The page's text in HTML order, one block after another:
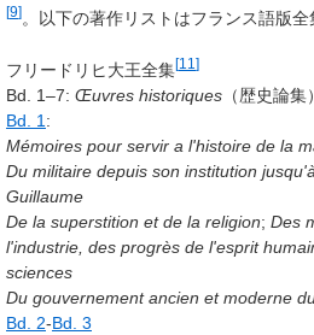
[9] 。以下の著作リストはフランス語版全
フリードリヒ大王全集[11 ]
Bd. 1–7: Œuvres historiques （歴史論集）
Bd. 1 :
Mémoires pour servir a l'histoire de la
Du militaire depuis son institution
Guillaume
De la superstition et de la religion; Des
l'industrie, des progrès de l'esprit
sciences
Du gouvernement ancien et moderne
Bd. 2-Bd. 3